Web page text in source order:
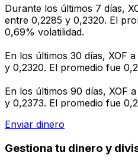
Durante los últimos 7 días,
entre 0,2285 y 0,2320. El
0,69% volatilidad.
En los últimos 30 días, XOF
y 0,2320. El promedio fue
En los últimos 90 días, XOF
y 0,2373. El promedio fue
Enviar dinero
Gestiona tu dinero y